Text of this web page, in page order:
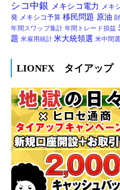
シコ中銀
メキシコ電力 メキ
発 メキシコ予算移民問題 原油
年間スワップ集計 年間トレード損益
題米雇用統計米大統領選米中間
LIONFX タイアップ